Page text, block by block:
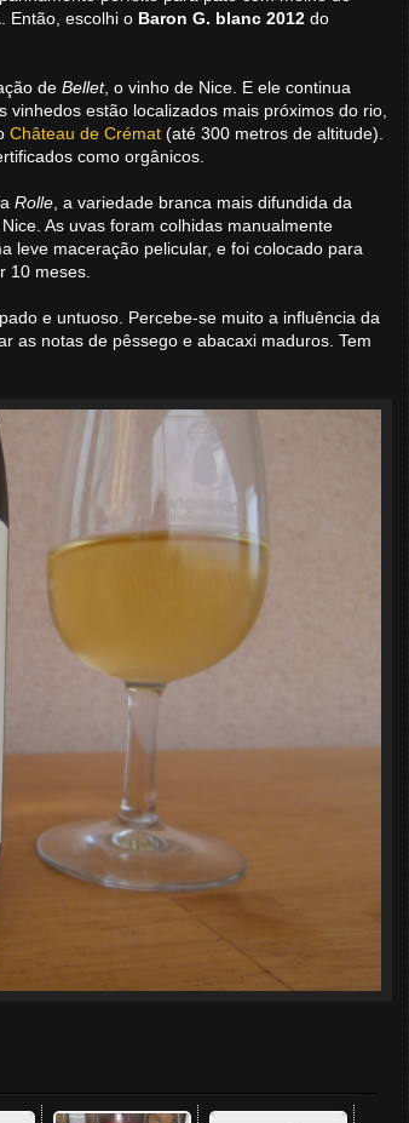
Então, escolhi o Baron G. blanc 2012 do
de Bellet, o vinho de Nice. E ele continua
estão localizados mais próximos do rio,
Château de Crémat (até 300 metros de altitude).
como orgânicos.
Rolle , a variedade branca mais difundida da
As uvas foram colhidas manualmente
leve maceração pelicular, e foi colocado para
10 meses.
e untuoso. Percebe-se muito a influência da
as notas de pêssego e abacaxi maduros. Tem